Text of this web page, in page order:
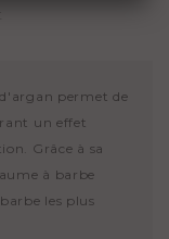
permet de
un effet
Grâce à sa
à barbe
les plus